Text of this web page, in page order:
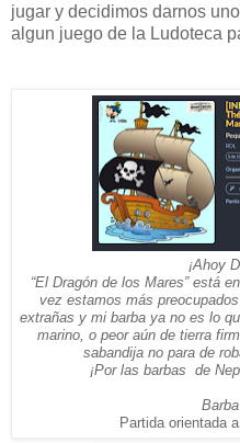
jugar y decidimos darnos
algun juego de la Ludoteca
¡Ahoy
“El Dragón de los Mares” está
vez estamos más
extrañas y mi barba ya no es lo
marino, o peor aún de tierra
sabandija no para de
¡Por las barbas de
El
Partida orientada